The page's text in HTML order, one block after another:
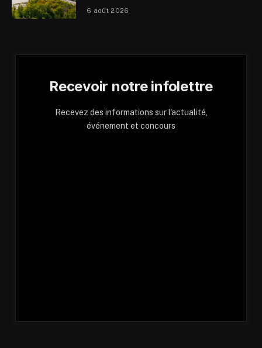
6 août 2026
Recevoir notre infolettre
Recevez des informations sur l'actualité,
événement et concours